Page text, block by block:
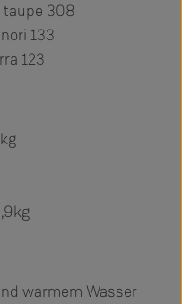
taupe 308
133
123
warmem Wasser